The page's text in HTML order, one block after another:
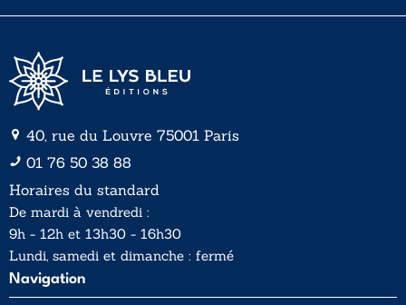
40, rue du Louvre 75001 Paris
01 76 50 38 88
Horaires du standard
De mardi à vendredi :
9h - 12h et 13h30 - 16h30
Lundi, samedi et dimanche : fermé
Navigation